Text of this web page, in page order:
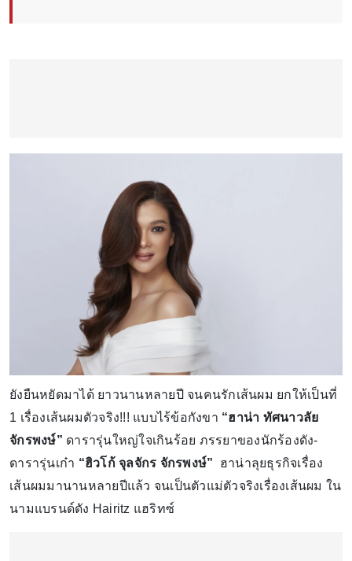
ยังยืนหยัดมาได้ ยาวนานหลายปี จนคนรักเส้นผม ยกให้เป็นที่
1 เรื่องเส้นผมตัวจริง!!! แบบไร้ข้อกังขา “ฮาน่า ทัศนาวลัย
จักรพงษ์” ดารารุ่นใหญ่ใจเกินร้อย ภรรยาของนักร้องดัง-
ดารารุ่นเก๋า “ฮิวโก้ จุลจักร จักรพงษ์”
ฮาน่าลุยธุรกิจเรื่อง
เส้นผมมานานหลายปีแล้ว จนเป็นตัวแม่ตัวจริงเรื่องเส้นผม ใน
นามแบรนด์ดัง Hairitz แฮริทซ์